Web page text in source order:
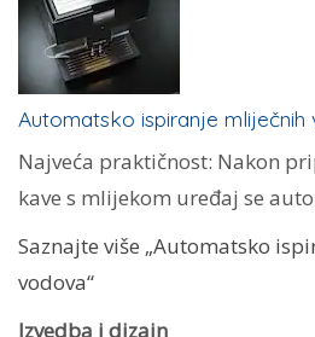
Automatsko ispiranje mliječnih
Najveća praktičnost: Nakon
kave s mlijekom uređaj se
Saznajte više „Automatsko
vodova“
Izvedba i dizajn